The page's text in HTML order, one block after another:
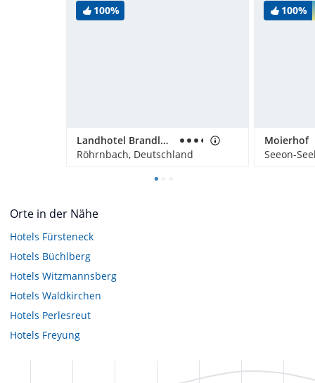
100%
Landhotel Brandlhof
Röhrnbach, Deutschland
100%
Moierhof
Seeon-
Orte in der Nähe
Hotels Fürsteneck
Hotels Büchlberg
Hotels Witzmannsberg
Hotels Waldkirchen
Hotels Perlesreut
Hotels Freyung